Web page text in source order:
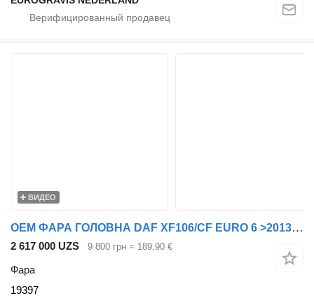
ВИДЕО
OEM ФАРА ГОЛОВНА DAF XF106/CF EURO 6 >2013 ЕЛЕКТР. РЕГУЛ. ЛІВ. 19397 для тягача DAF XF, XF106
2 617 000 UZS 9 800 грн ≈ 189,90 €
Фара
19397